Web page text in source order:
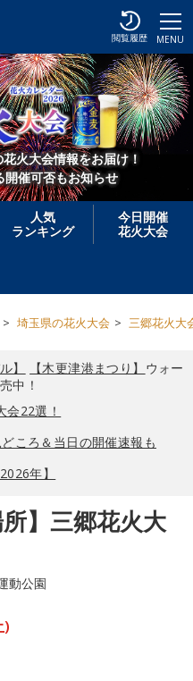
MENU
閲覧履歴
火大会情報をお届け！
開催可否もお知らせ
人気
ランキング
今日開催
花火大会
埼玉県の花火大会 三郷花火大
】 【木更津港まつり】 ウォー
中！
22選！
ころ＆当日の開催速報も
年】
所】三郷花火大
動公園
)